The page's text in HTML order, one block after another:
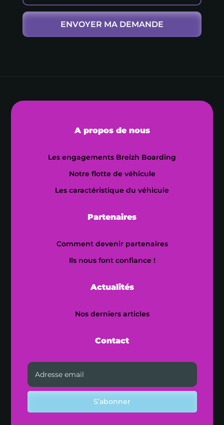
ENVOYER MA DEMANDE
A propos de nous
Les engagements Breizh Boarding
Notre flotte de véhicule
Les caractéristique du véhicule
Partenaires
Comment devenir partenaires
Ils nous font confiance !
Actualités
Nos derniers articles
Contact
S’abonner